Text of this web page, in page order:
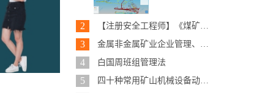
2 【注册安全工程师】《煤矿安全实...
3 金属非金属矿业企业管理、安全、...
4 白国周班组管理法
5 四十种常用矿山机械设备动态原理...